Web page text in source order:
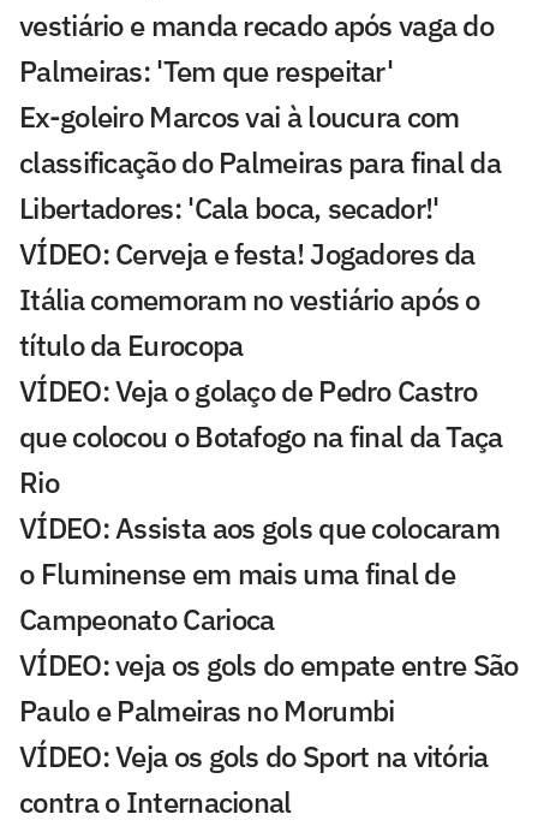
vestiário e manda recado após vaga do
Palmeiras: 'Tem que respeitar'
Ex-goleiro Marcos vai à loucura com
classificação do Palmeiras para final da
Libertadores: 'Cala boca, secador!'
VÍDEO: Cerveja e festa! Jogadores da
Itália comemoram no vestiário após o
título da Eurocopa
VÍDEO: Veja o golaço de Pedro Castro
que colocou o Botafogo na final da Taça
Rio
VÍDEO: Assista aos gols que colocaram
o Fluminense em mais uma final de
Campeonato Carioca
VÍDEO: veja os gols do empate entre São
Paulo e Palmeiras no Morumbi
VÍDEO: Veja os gols do Sport na vitória
contra o Internacional